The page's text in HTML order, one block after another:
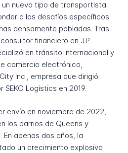
nuevo tipo de transportista
a los desafíos específicos
densamente pobladas. Tras
financiero en J.P.
en tránsito internacional y
comercio electrónico,
Inc., empresa que dirigió
Logistics en 2019.
envío en noviembre de 2022,
los barrios de Queens y
En apenas dos años, la
un crecimiento explosivo